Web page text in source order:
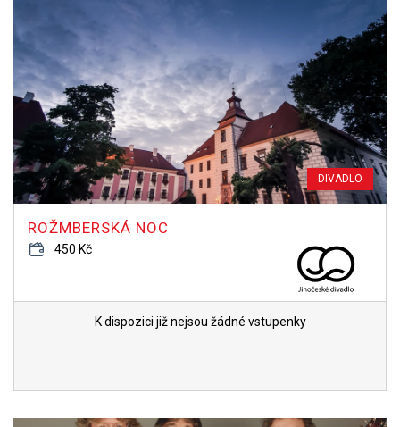
DIVADLO
ROŽMBERSKÁ NOC
450 Kč
K dispozici již nejsou žádné vstupenky